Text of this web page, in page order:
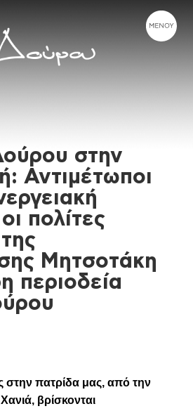
στην
Αντιμέτωποι
πολίτες
Μητσοτάκη
περιοδεία
στην πατρίδα μας, από την
βρίσκονται